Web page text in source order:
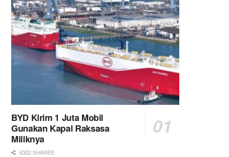
BYD Kirim 1 Juta Mobil
Gunakan Kapal Raksasa
Miliknya
6322 SHARES